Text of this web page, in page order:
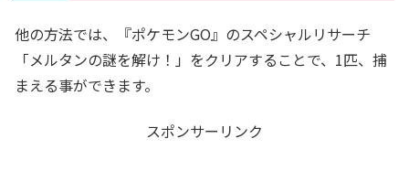
他の方法では、『ポケモンGO』のスペシャルリサーチ
「メルタンの謎を解け！」をクリアすることで、1匹、捕
まえる事ができます。
スポンサーリンク